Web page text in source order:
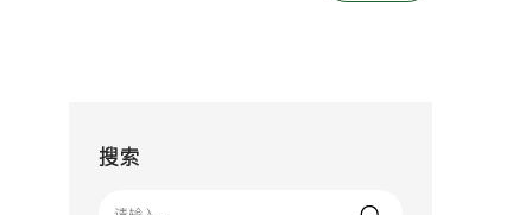
搜索
您的需求: